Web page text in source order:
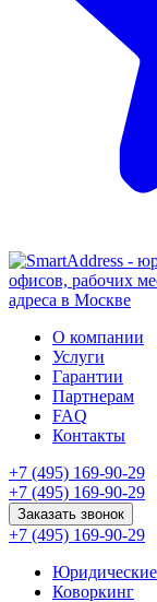
офисов, рабочих
адреса в Москве
О компании
Услуги
Гарантии
Партнерам
FAQ
Контакты
+7 (495) 169-90-29
+7 (495) 169-90-29
Заказать звонок
+7 (495) 169-90-29
Юридические
Коворкинг